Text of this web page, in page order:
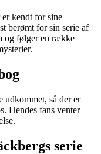
kendt for sine
berømt for sin serie af
og følger en række
udkommet, så der er
Hendes fans venter
serie